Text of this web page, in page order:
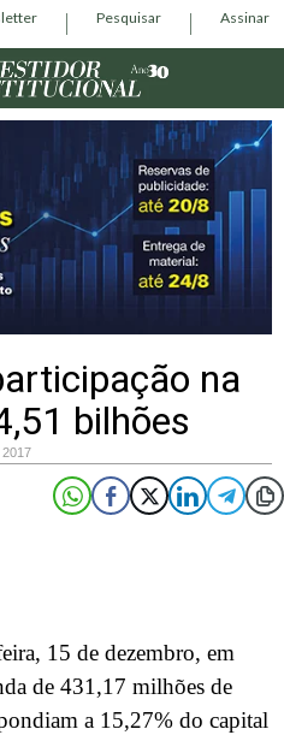
Pesquisar Assinar
na
bilhões
15 de dezembro, em
de 431,17 milhões de
a 15,27% do capital